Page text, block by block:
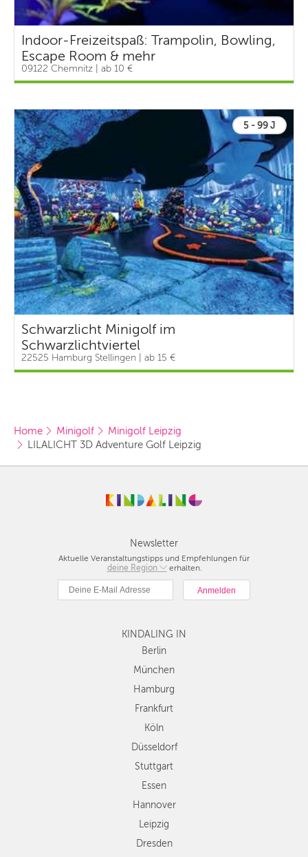
Indoor-Freizeitspaß: Trampolin, Bowling,
Escape Room & mehr
09122 Chemnitz | ab 10 €
5 - 99 J
Schwarzlicht Minigolf im
Schwarzlichtviertel
22525 Hamburg Stellingen | ab 15 €
Home Minigolf
Minigolf Leipzig
LILALICHT 3D Adventure Golf Leipzig
Newsletter
Aktuelle Veranstaltungstipps und Empfehlungen für
deine Region
Berlin
München
Hamburg
Köln
Düsseldorf
Stuttgart
Essen
Dresden
Nürnberg
Wien
Zürich
Andere
Regionen
erhalten.
KINDALING IN
Berlin
München
Hamburg
Frankfurt
Köln
Düsseldorf
Stuttgart
Essen
Hannover
Leipzig
Dresden